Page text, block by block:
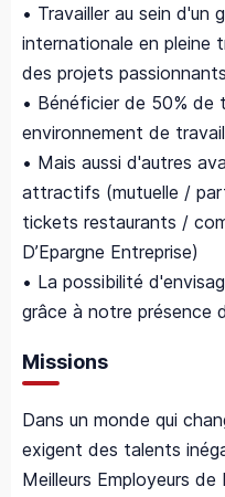
• Travailler au sein d'un
internationale en pleine
des projets
• Bénéficier de 50% de
environnement de
• Mais aussi d'autres
attractifs (mutuelle /
tickets restaurants /
D’Epargne Entreprise)
• La possibilité
grâce à notre présence
Missions
Dans un monde qui
exigent des talents
Meilleurs Employeurs